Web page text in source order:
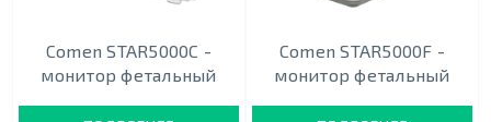
Comen STAR5000C -
монитор фетальный
Comen STAR5000F -
монитор фетальный